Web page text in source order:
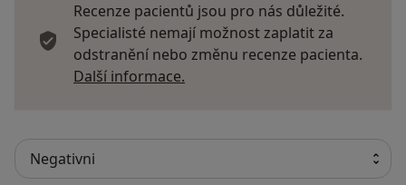
Recenze pacientů jsou pro nás důležité.
Specialisté nemají možnost zaplatit za
odstranění nebo změnu recenze pacienta.
Další informace.